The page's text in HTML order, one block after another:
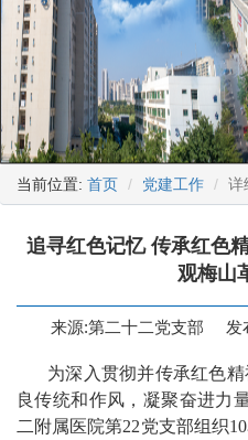
当前位置: 首页 党建工作 详
追寻红色记忆 传承红色
观梅山
来源:第二十二党支部 发
为深入贯彻并传承红色
良传统和作风，凝聚奋进力
二附属医院第22党支部组织